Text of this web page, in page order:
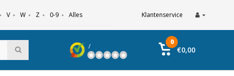
V W Z 0-9 Alles Klantenservice
/
0
€0,00